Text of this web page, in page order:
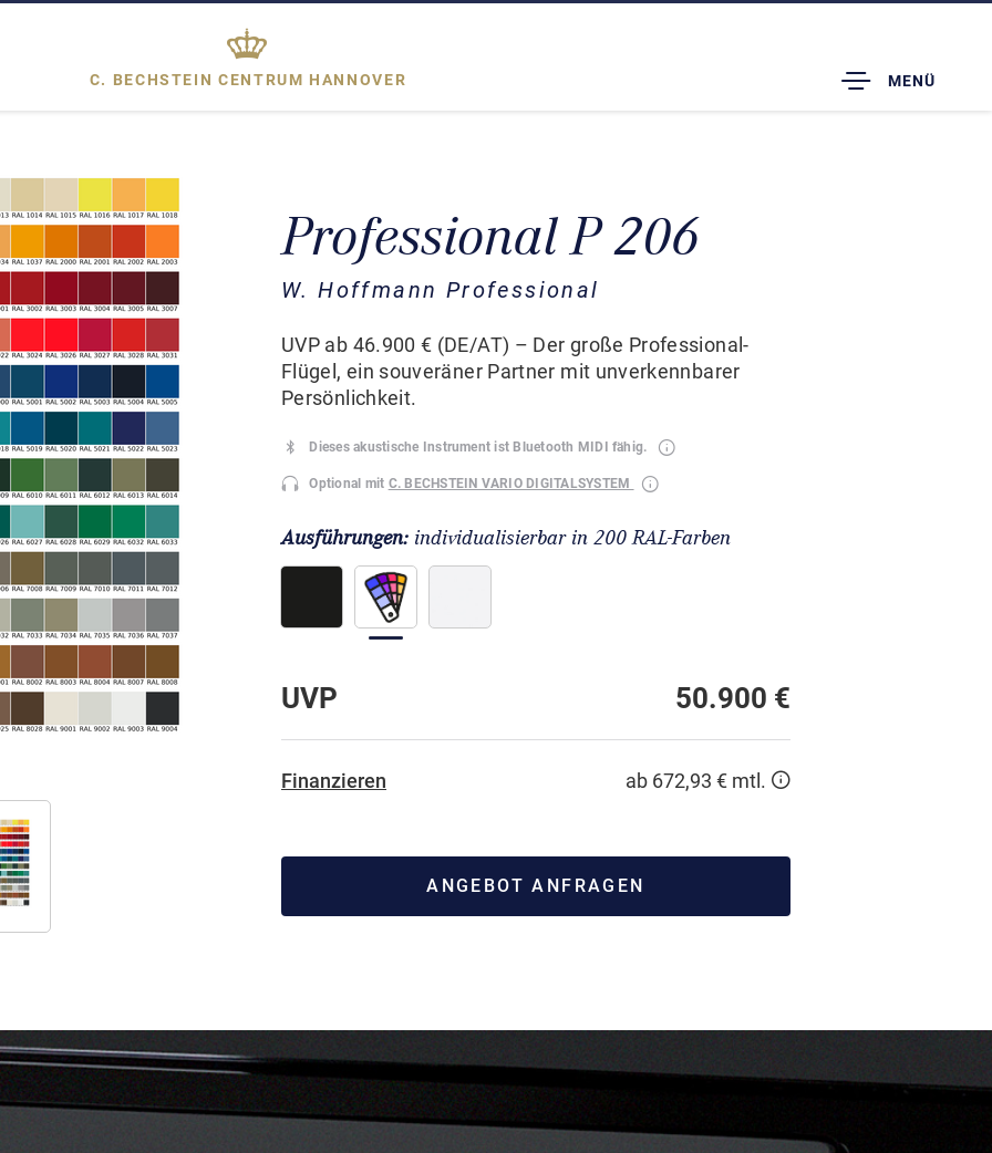
C. BECHSTEIN CENTRUM HANNOVER
TOGGLE
DROPDOWN
MENÜ
Professional P 206
W. Hoffmann Professional
UVP ab 46.900 € (DE/AT) – Der große Professional-
Flügel, ein souveräner Partner mit unverkennbarer
Persönlichkeit.
Dieses akustische Instrument ist Bluetooth MIDI fähig.
Optional mit C. BECHSTEIN VARIO DIGITALSYSTEM
Ausführungen: individualisierbar in 200 RAL-Farben
UVP 50.900 €
Finanzieren ab 672,93 € mtl.
ANGEBOT ANFRAGEN